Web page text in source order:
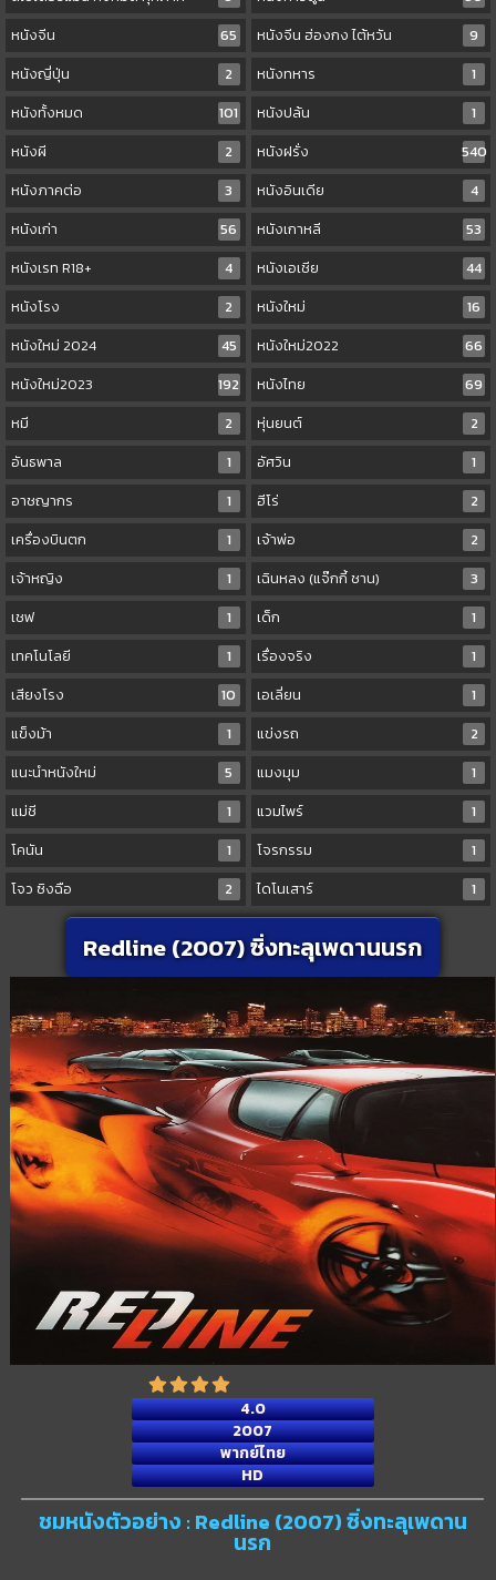
หนังจีน
65 หนังจีน ฮ่องกง ไต้หวัน
9
หนังญี่ปุ่น
2 หนังทหาร
1
หนังทั้งหมด
101 หนังปล้น
1
หนังผี
2 หนังฝรั่ง
540
หนังภาคต่อ
3 หนังอินเดีย
4
หนังเก่า
56 หนังเกาหลี
53
หนังเรท R18+
4 หนังเอเชีย
44
หนังโรง
2 หนังใหม่
16
หนังใหม่ 2024
45 หนังใหม่2022
66
หนังใหม่2023
192 หนังไทย
69
หมี
2 หุ่นยนต์
2
อันธพาล
1 อัศวิน
1
อาชญากร
1 ฮีโร่
2
เครื่องบินตก
1 เจ้าพ่อ
2
เจ้าหญิง
1 เฉินหลง (แจ๊กกี้ ชาน)
3
เชฟ
1 เด็ก
1
เทคโนโลยี
1 เรื่องจริง
1
เสียงโรง
10 เอเลี่ยน
1
แข็งม้า
1 แข่งรถ
2
แนะนำหนังใหม่
5 แมงมุม
1
แม่ชี
1 แวมไพร์
1
โคนัน
1 โจรกรรม
1
โจว ซิงฉือ
2 ไดโนเสาร์ 1
Redline (2007) ซิ่งทะลุเพดานนรก
4.0
2007
พากย์ไทย
HD
ชมหนังตัวอย่าง : Redline (2007) ซิ่งทะลุเพดาน
นรก